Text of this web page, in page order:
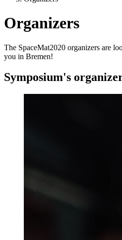
Organizers
The SpaceMat2020 organizers are
you in Bremen!
Symposium's